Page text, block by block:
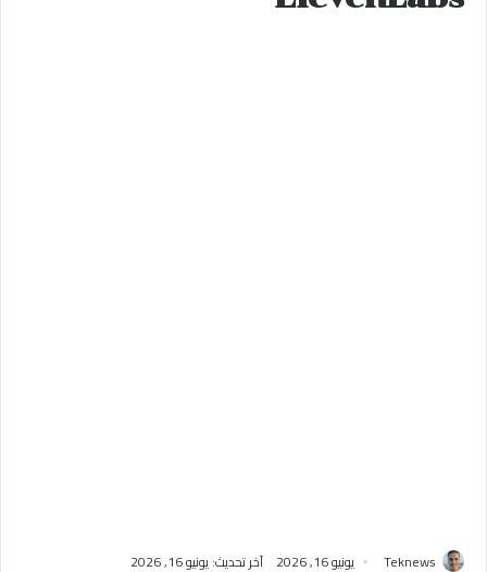
Teknews يونيو 16, 2026 آخر تحديث: يونيو 16, 2026